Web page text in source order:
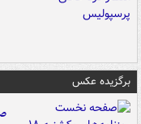
برگزیده عکس